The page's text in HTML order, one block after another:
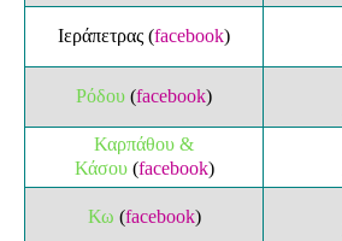
Ιεράπετρας (facebook)
Ρόδου (facebook)
Καρπάθου &
Κάσου(facebook)
Κω (facebook)